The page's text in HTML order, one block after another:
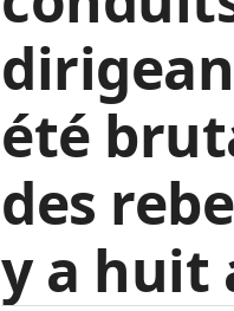
été
des
y a huit